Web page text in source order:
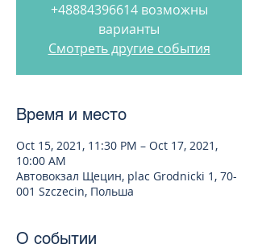
+48884396614 возможны
варианты
Смотреть другие события
Время и место
Oct 15, 2021, 11:30 PM – Oct 17, 2021,
10:00 AM
Автовокзал Щецин, plac Grodnicki 1, 70-
001 Szczecin, Польша
О событии